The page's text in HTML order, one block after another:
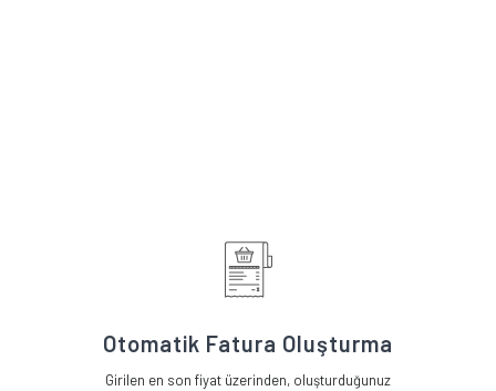
Otomatik Fatura Oluşturma
Girilen en son fiyat üzerinden, oluşturduğunuz